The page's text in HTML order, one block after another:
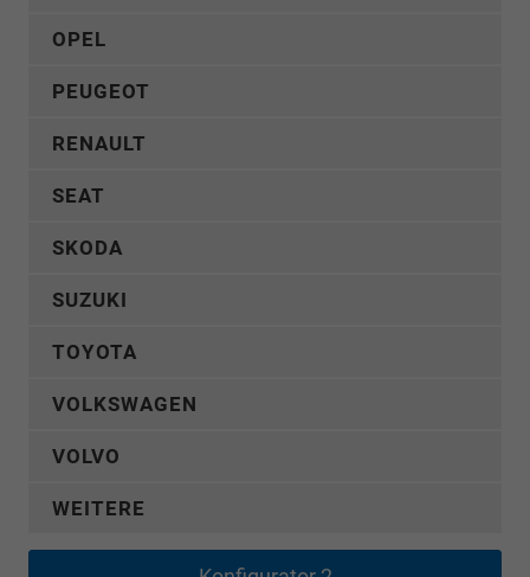
OPEL
PEUGEOT
RENAULT
SEAT
SKODA
SUZUKI
TOYOTA
VOLKSWAGEN
VOLVO
WEITERE